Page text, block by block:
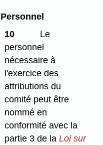
Personnel
10
Le
personnel
nécessaire à
l'exercice des
attributions du
comité peut être
nommé en
conformité avec la
partie 3 de laLoi sur